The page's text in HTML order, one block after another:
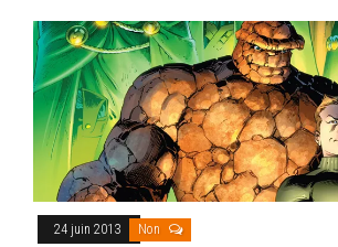
24 juin 2013 Non